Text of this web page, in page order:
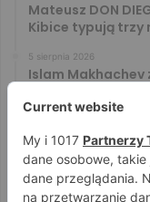
Mateusz DON
Kibice typują trzy
5 sierpnia 2026
Islam Makhachev
Tańcula nie gryzł
zachowaniu
4 sierpnia 2026